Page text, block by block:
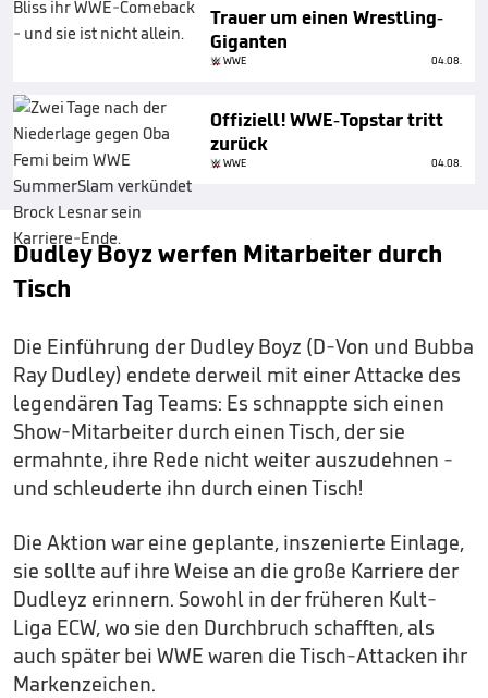
Trauer um einen Wrestling-
Giganten
WWE 04.08.
Offiziell! WWE-Topstar tritt
zurück
WWE 04.08.
Dudley Boyz werfen Mitarbeiter durch
Tisch
Die Einführung der Dudley Boyz (D-Von und Bubba
Ray Dudley) endete derweil mit einer Attacke des
legendären Tag Teams: Es schnappte sich einen
Show-Mitarbeiter durch einen Tisch, der sie
ermahnte, ihre Rede nicht weiter auszudehnen -
und schleuderte ihn durch einen Tisch!
Die Aktion war eine geplante, inszenierte Einlage,
sie sollte auf ihre Weise an die große Karriere der
Dudleyz erinnern. Sowohl in der früheren Kult-
Liga ECW, wo sie den Durchbruch schafften, als
auch später bei WWE waren die Tisch-Attacken ihr
Markenzeichen.